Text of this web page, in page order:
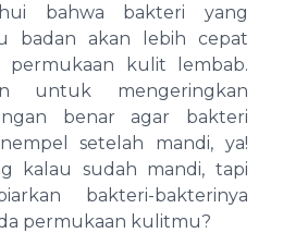
bahwa bakteri yang
badan akan lebih cepat
permukaan kulit lembab.
untuk mengeringkan
benar agar bakteri
setelah mandi, ya!
kalau sudah mandi, tapi
bakteri-bakterinya
permukaan kulitmu?